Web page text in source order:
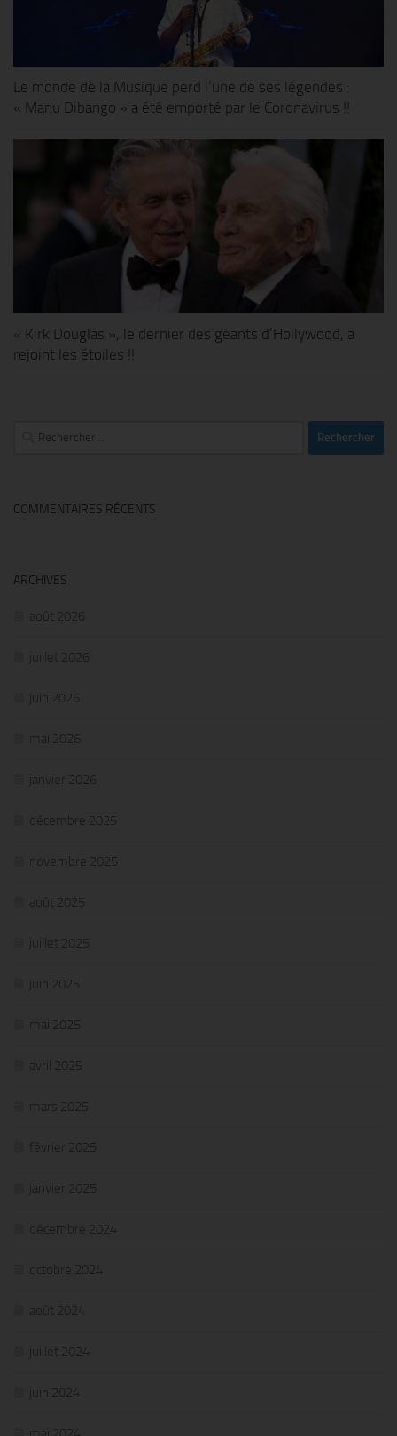
Le monde de la Musique perd l’une de ses légendes :
« Manu Dibango » a été emporté par le Coronavirus !!
« Kirk Douglas », le dernier des géants d’Hollywood, a
rejoint les étoiles !!
Rechercher :
COMMENTAIRES RÉCENTS
ARCHIVES
août 2026
juillet 2026
juin 2026
mai 2026
janvier 2026
décembre 2025
novembre 2025
août 2025
juillet 2025
juin 2025
mai 2025
avril 2025
mars 2025
février 2025
janvier 2025
décembre 2024
octobre 2024
août 2024
juillet 2024
juin 2024